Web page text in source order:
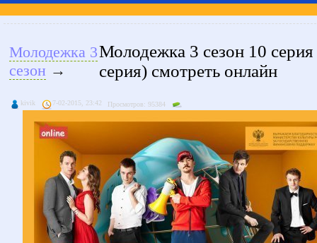
Молодежка 3
сезон →
Молодежка 3 сезон 10
серия) смотреть онлайн
kivik 7-02-2015, 23:42 Просмотров: 95384